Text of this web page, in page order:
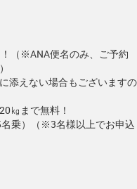
（※ANA便名のみ、ご予約
添えない場合もございますの
㎏まで無料！
名乗）（※3名様以上でお申込